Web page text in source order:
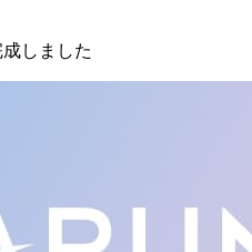
しました